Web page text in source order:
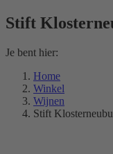
Stift
Je bent hier:
Home
Winkel
Wijnen
Stift